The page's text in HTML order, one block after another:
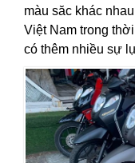
màu săc khác
Việt Nam trong
có thêm nhiều sự